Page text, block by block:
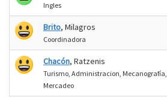
Ingles
Brito, Milagros
Coordinadora
Chacón, Ratzenis
Turismo, Administracion, Mecanografía,
Mercadeo